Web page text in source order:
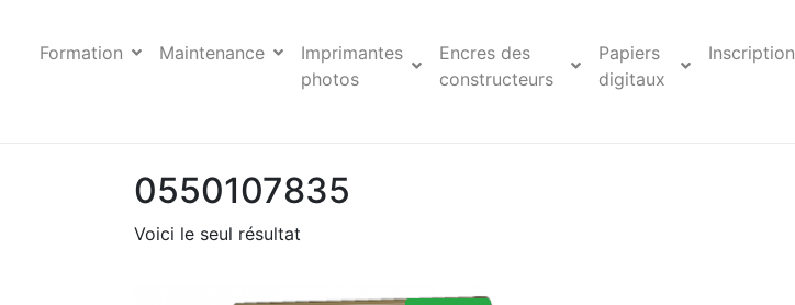
Formation Maintenance
Imprimantes
photos
Encres des
constructeurs
Papiers
digitaux
Inscription
0550107835
Voici le seul résultat